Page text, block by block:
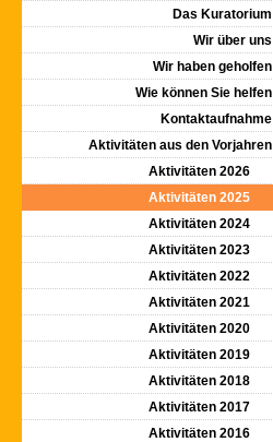
Das Kuratorium
Wir über uns
Wir haben geholfen
Wie können Sie helfen
Kontaktaufnahme
Aktivitäten aus den Vorjahren
Aktivitäten 2026
Aktivitäten 2025
Aktivitäten 2024
Aktivitäten 2023
Aktivitäten 2022
Aktivitäten 2021
Aktivitäten 2020
Aktivitäten 2019
Aktivitäten 2018
Aktivitäten 2017
Aktivitäten 2016